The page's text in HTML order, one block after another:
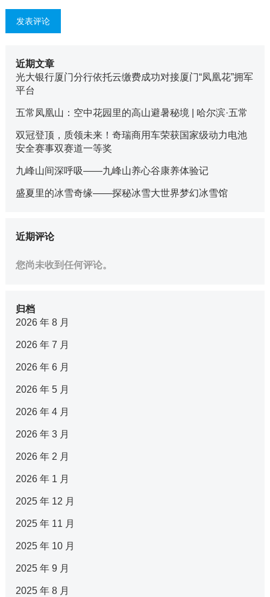
近期文章
光大银行厦门分行依托云缴费成功对接厦门“凤凰花”拥军
平台
五常凤凰山：空中花园里的高山避暑秘境 | 哈尔滨·五常
双冠登顶，质领未来！奇瑞商用车荣获国家级动力电池
安全赛事双赛道一等奖
九峰山间深呼吸——九峰山养心谷康养体验记
盛夏里的冰雪奇缘——探秘冰雪大世界梦幻冰雪馆
近期评论
您尚未收到任何评论。
归档
2026 年 8 月
2026 年 7 月
2026 年 6 月
2026 年 5 月
2026 年 4 月
2026 年 3 月
2026 年 2 月
2026 年 1 月
2025 年 12 月
2025 年 11 月
2025 年 10 月
2025 年 9 月
2025 年 8 月